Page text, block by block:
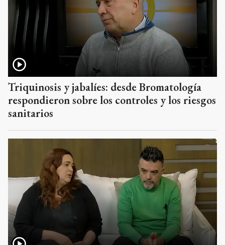
Triquinosis y jabalíes: desde Bromatología
respondieron sobre los controles y los riesgos
sanitarios